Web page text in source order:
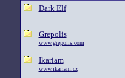
Dark Elf
Grepolis
www.grepolis.com
Ikariam
www.ikariam.cz